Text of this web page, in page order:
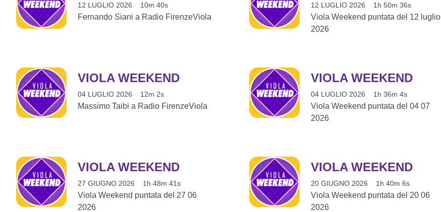
12 LUGLIO 2026 10m 40s
Fernando Siani a Radio FirenzeViola
12 LUGLIO 2026 1h 50m 36s
Viola Weekend puntata del 12 luglio
2026
VIOLA WEEKEND
04 LUGLIO 2026 12m 2s
Massimo Taibi a Radio FirenzeViola
VIOLA WEEKEND
04 LUGLIO 2026 1h 36m 4s
Viola Weekend puntata del 04 07
2026
VIOLA WEEKEND
27 GIUGNO 2026 1h 48m 41s
Viola Weekend puntata del 27 06
2026
VIOLA WEEKEND
20 GIUGNO 2026 1h 40m 6s
Viola Weekend puntata del 20 06
2026